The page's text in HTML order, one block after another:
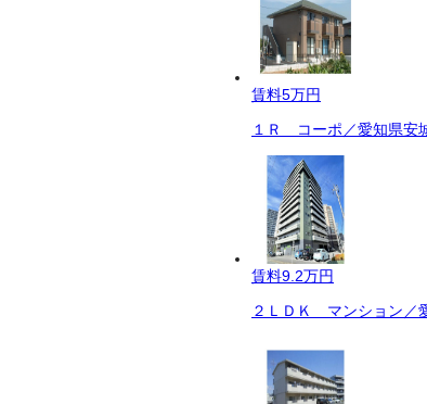
賃料5万円
１Ｒ コーポ／愛知県安
賃料9.2万円
２ＬＤＫ マンション／